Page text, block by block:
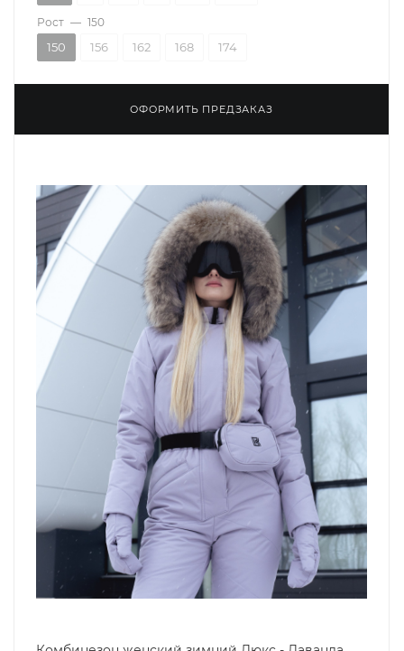
ОФОРМИТЬ ПРЕДЗАКАЗ
Рост — 150
150 156 162 168 174